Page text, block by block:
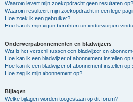
Waarom levert mijn zoekopdracht geen resultaten op?
Waarom resulteert mijn zoekopdracht in een lege
Hoe zoek ik een gebruiker?
Hoe kan ik mijn eigen berichten en onderwerpen
Onderwerpabonnementen en bladwijzers
Wat is het verschil tussen een bladwijzer en
Hoe kan ik een bladwijzer of abonnement instellen
Hoe kan ik een bladwijzer of abonnement instellen op
Hoe zeg ik mijn abonnement op?
Bijlagen
Welke bijlagen worden toegestaan op dit forum?